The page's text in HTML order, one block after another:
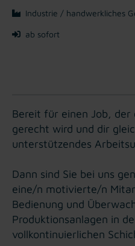
Industrie / handwerkliches
ab sofort
Bereit für einen Job, der
gerecht wird und dir
unterstützendes
Dann sind Sie bei uns
eine/n motivierte/n
Bedienung und
Produktionsanlagen in
vollkontinuierlichen